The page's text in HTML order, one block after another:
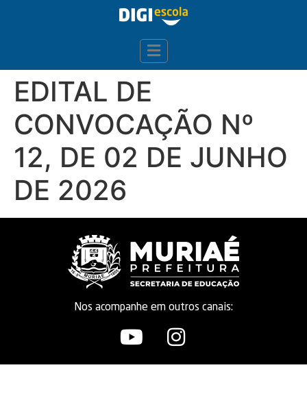
EDITAL DE
CONVOCAÇÃO Nº
12, DE 02 DE JUNHO
DE 2026
Nos acompanhe em outros canais: